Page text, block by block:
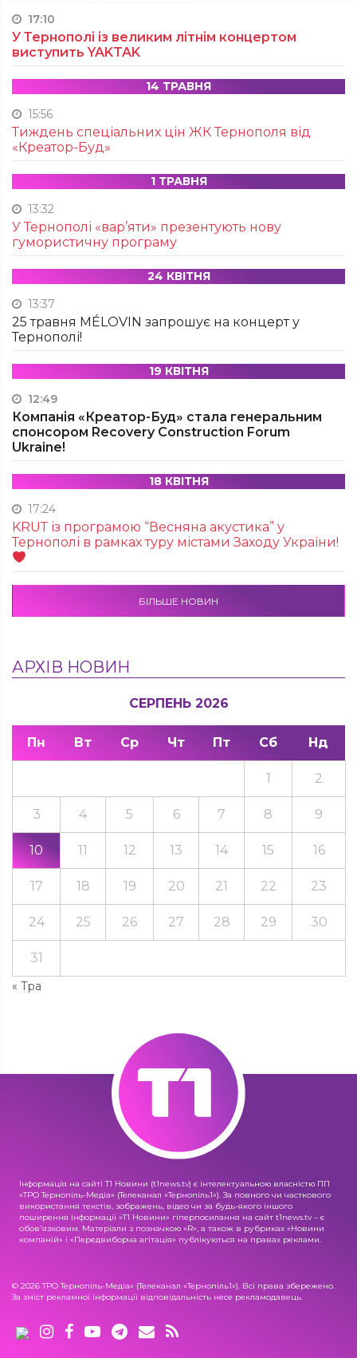
17:10
У Тернополі із великим літнім концертом
виступить YAKTAK
14 ТРАВНЯ
15:56
Тиждень спеціальних цін ЖК Тернополя від
«Креатор-Буд»
1 ТРАВНЯ
13:32
У Тернополі «вар’яти» презентують нову
гумористичну програму
24 КВІТНЯ
13:37
25 травня MÉLOVIN запрошує на концерт у
Тернополі!
19 КВІТНЯ
12:49
Компанія «Креатор-Буд» стала генеральним
спонсором Recovery Construction Forum
Ukraine!
18 КВІТНЯ
17:24
KRUТ із програмою “Весняна акустика” у
Тернополі в рамках туру містами Заходу України!
БІЛЬШЕ НОВИН
АРХІВ НОВИН
СЕРПЕНЬ 2026
Пн Вт Ср Чт Пт Сб Нд
« Тра
1 2
3 4 5 6 7 8 9
10 11 12 13 14 15 16
17 18 19 20 21 22 23
24 25 26 27 28 29 30
31
Інформація на сайті Т1 Новини (t1news.tv) є інтелектуальною власністю ПП
«ТРО Тернопіль-Медіа» (Телеканал «Тернопіль1»). За повного чи часткового
використання текстів, зображень, відео чи за будь-якого іншого
поширення інформації «Т1 Новини» гіперпосилання на сайт t1news.tv – є
обов'язковим. Матеріали з позначкою «R», а також в рубриках «Новини
компаній» і «Передвиборча агітація» публікуються на правах реклами.
© 2026 ТРО Тернопіль-Медіа» (Телеканал «Тернопіль1»). Всі права збережено.
За зміст рекламної інформації відповідальність несе рекламодавець.